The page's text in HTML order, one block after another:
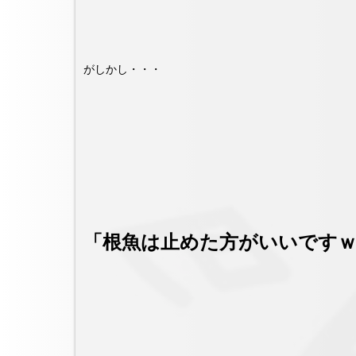
がしかし・・・
「根魚は止めた方がいいです